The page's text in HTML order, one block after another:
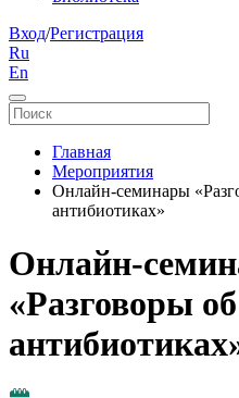
Вход/Регистрация
Ru
En
Главная
Мероприятия
Онлайн-семинары
антибиотиках»
Онлайн-
«Разговоры